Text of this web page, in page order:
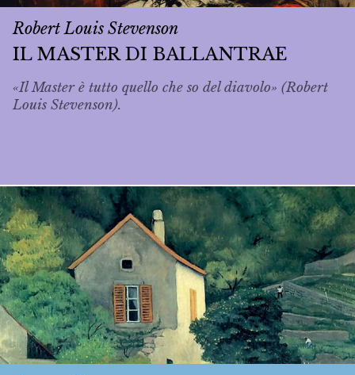
Robert Louis Stevenson
IL MASTER DI BALLANTRAE
«Il Master è tutto quello che so del diavolo» (Robert
Louis Stevenson).